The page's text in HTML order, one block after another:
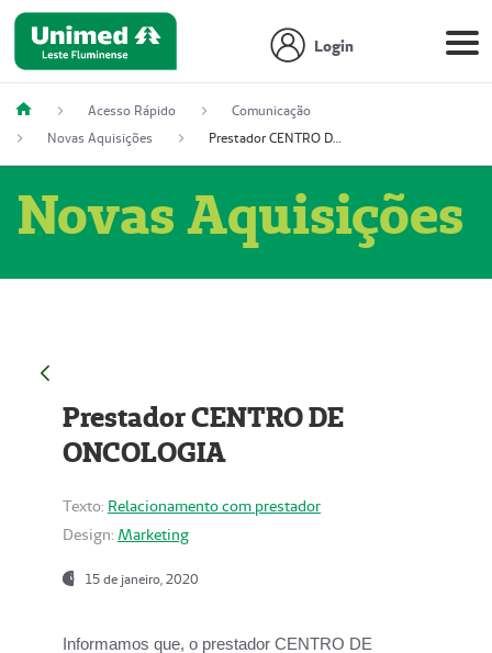
Login
Acesso Rápido
Comunicação
Novas Aquisições
Prestador CENTRO DE ONCOLOGIA
Novas Aquisições
Prestador CENTRO DE
ONCOLOGIA
Texto: Relacionamento com prestador
Design: Marketing
15 de janeiro, 2020
Informamos que, o prestador CENTRO DE